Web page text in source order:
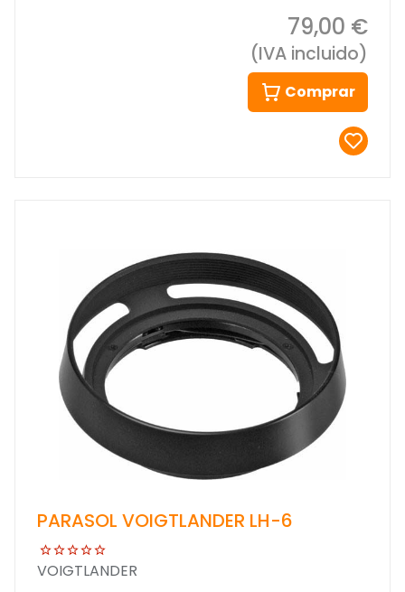
79,00 €
(IVA incluido)
Comprar
PARASOL VOIGTLANDER LH-6
VOIGTLANDER